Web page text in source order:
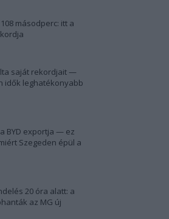
másodperc: itt a
saját rekordjait —
idők leghatékonyabb
BYD exportja — ez
Szegeden épül a
20 óra alatt: a
az MG új